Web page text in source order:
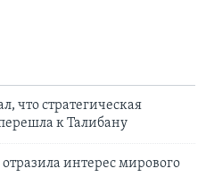
что стратегическая
к Талибану
интерес мирового